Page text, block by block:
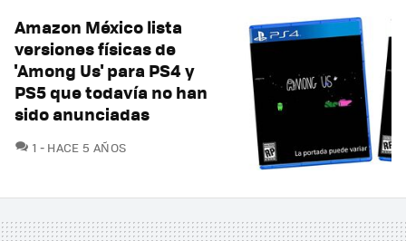
Amazon México lista
versiones físicas de
'Among Us' para PS4 y
PS5 que todavía no han
sido anunciadas
1 COMENTARIOS
HACE 5 AÑOS